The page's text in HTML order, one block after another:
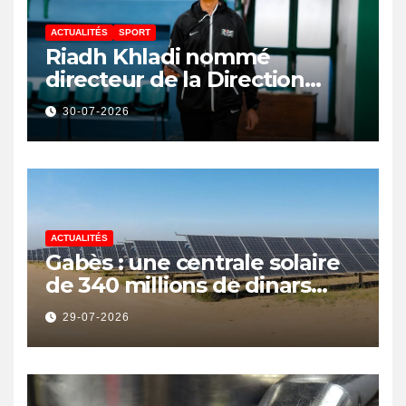
ACTUALITÉS SPORT
Riadh Khladi nommé
directeur de la Direction
Nationale de l’Arbitrage
30-07-2026
ACTUALITÉS
Gabès : une centrale solaire
de 340 millions de dinars
pour renforcer la transition
énergétique et créer 400
emplois
29-07-2026